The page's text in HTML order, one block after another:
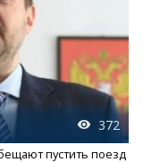
372
пустить поезд